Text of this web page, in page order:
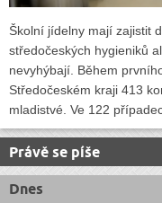
Školní jídelny mají zajistit
středočeských hygieniků
nevyhýbají. Během
Středočeském kraji 413
mladistvé. Ve 122
Právě se píše
Dnes